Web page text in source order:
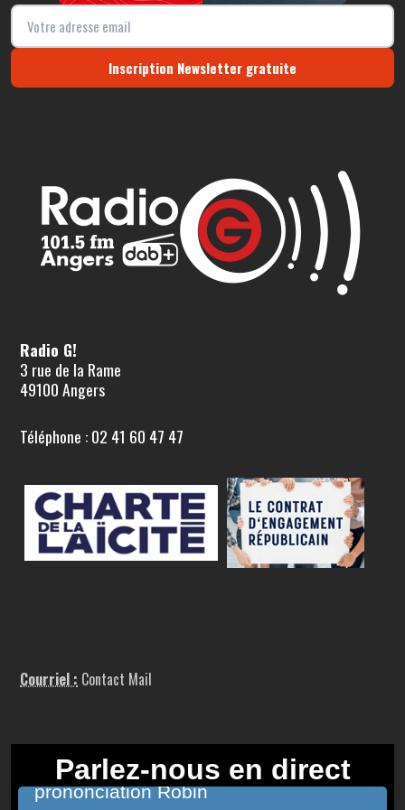
Inscription Newsletter gratuite
Radio G!
3 rue de la Rame
49100 Angers
Téléphone : 02 41 60 47 47
Courriel : Contact Mail